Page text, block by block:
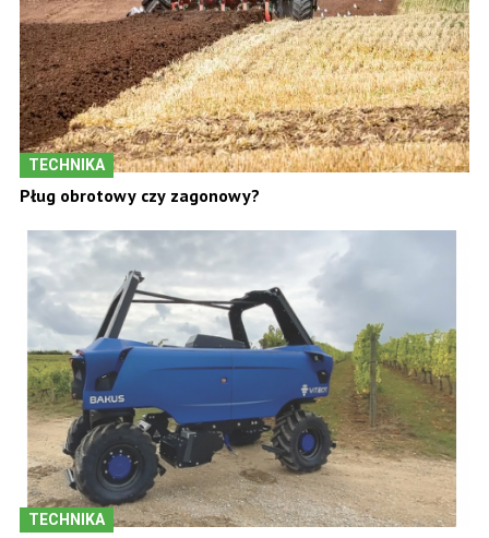
TECHNIKA
Pług obrotowy czy zagonowy?
TECHNIKA